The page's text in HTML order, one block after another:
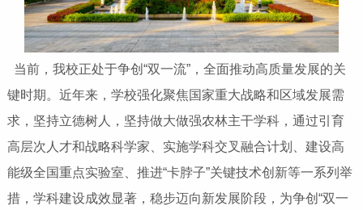
当前，我校正处于争创“双一流”，全面推动高质量发展的关
键时期。近年来，学校强化聚焦国家重大战略和区域发展需
求，坚持立德树人，坚持做大做强农林主干学科，通过引育
高层次人才和战略科学家、实施学科交叉融合计划、建设高
能级全国重点实验室、推进“卡脖子”关键技术创新等一系列举
措，学科建设成效显著，稳步迈向新发展阶段，为争创“双一